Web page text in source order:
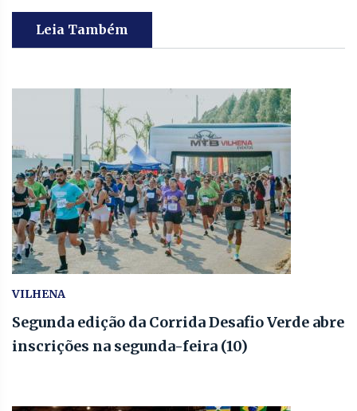
Leia Também
VILHENA
Segunda edição da Corrida Desafio Verde abre
inscrições na segunda-feira (10)